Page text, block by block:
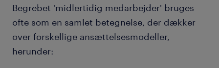
Begrebet 'midlertidig medarbejder' bruges
ofte som en samlet betegnelse, der dækker
over forskellige ansættelsesmodeller,
herunder: